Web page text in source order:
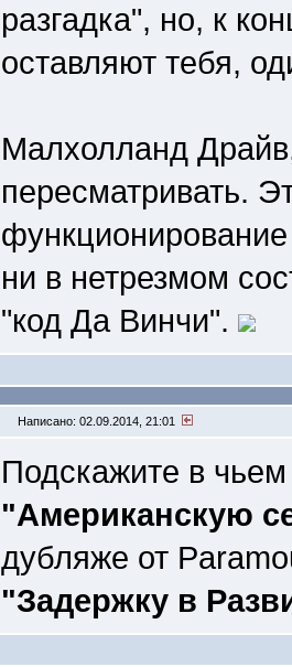
разгадка", но, к
оставляют тебя,
Малхолланд
пересматривать.
ни в нетрезмом
"код Да Винчи".
Написано: 02.09.2014, 21:01
Подскажите в
"Американскую
дубляже от
"Задержку в